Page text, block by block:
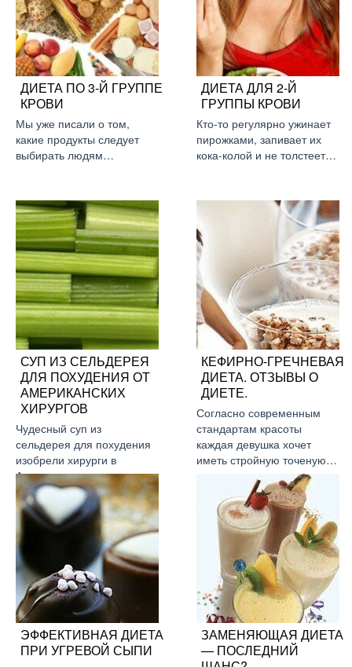
ДИЕТА ПО 3-Й ГРУППЕ
КРОВИ
Мы уже писали о том,
какие продукты следует
выбирать людям…
ДИЕТА ДЛЯ 2-Й
ГРУППЫ КРОВИ
Кто-то регулярно ужинает
пирожками, запивает их
кока-колой и не толстеет…
СУП ИЗ СЕЛЬДЕРЕЯ
ДЛЯ ПОХУДЕНИЯ ОТ
АМЕРИКАНСКИХ
ХИРУРГОВ
Чудесный суп из
сельдерея для похудения
изобрели хирурги в
Америке….
КЕФИРНО-ГРЕЧНЕВАЯ
ДИЕТА. ОТЗЫВЫ О
ДИЕТЕ.
Согласно современным
стандартам красоты
каждая девушка хочет
иметь стройную точеную…
ЭФФЕКТИВНАЯ ДИЕТА
ПРИ УГРЕВОЙ СЫПИ
ЗАМЕНЯЮЩАЯ ДИЕТА
— ПОСЛЕДНИЙ